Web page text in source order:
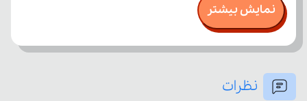
نمایش بیشتر
نظرات